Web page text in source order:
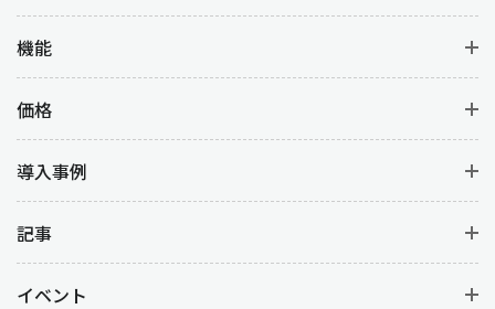
機能
価格
導入事例
記事
イベント